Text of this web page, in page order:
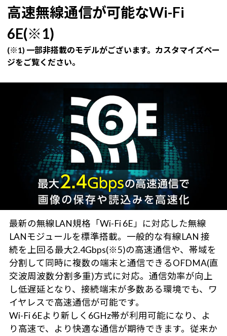
高速無線通信が可能なWi-Fi
6E(※1)
(※1) 一部非搭載のモデルがございます。カスタマイズペー
ジをご覧ください。
最新の無線LAN規格「Wi-Fi 6E」に対応した無線
LANモジュールを標準搭載。一般的な有線LAN 接
続を上回る最大2.4Gbps(※5)の高速通信や、帯域を
分割して同時に複数の端末と通信できるOFDMA(直
交波周波数分割多重)方式に対応。通信効率が向上
し低遅延となり、接続端末が多数ある環境でも、ワ
イヤレスで高速通信が可能です。
Wi-Fi 6Eより新しく6GHz帯が利用可能になり、よ
り高速で、より快適な通信が期待できます。従来か